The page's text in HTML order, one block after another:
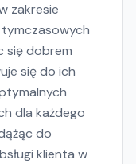
zakresie
się dobrem
się do ich
dla każdego
do
klienta w